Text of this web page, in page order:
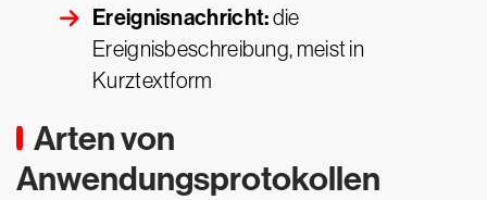
Ereignisnachricht:die
Ereignisbeschreibung, meist in
Kurztextform
Arten von
Anwendungsprotokollen